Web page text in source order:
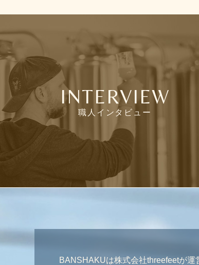
INTERVIEW
職人インタビュー
BANSHAKUは株式会社threefeetが運